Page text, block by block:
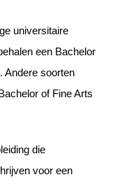
universitaire
een Bachelor
Andere soorten
of Fine Arts
die
voor een